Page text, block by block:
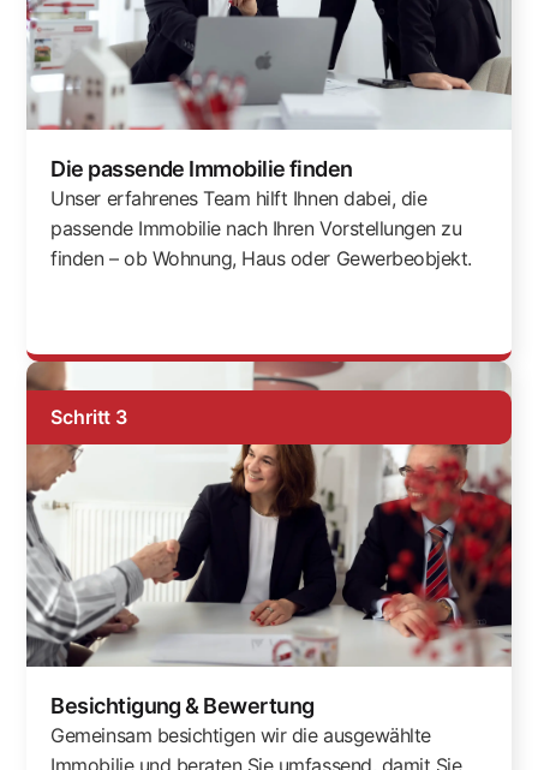
Die passende Immobilie finden
Unser erfahrenes Team hilft Ihnen dabei, die
passende Immobilie nach Ihren Vorstellungen zu
finden – ob Wohnung, Haus oder Gewerbeobjekt.
Schritt 3
Besichtigung & Bewertung
Gemeinsam besichtigen wir die ausgewählte